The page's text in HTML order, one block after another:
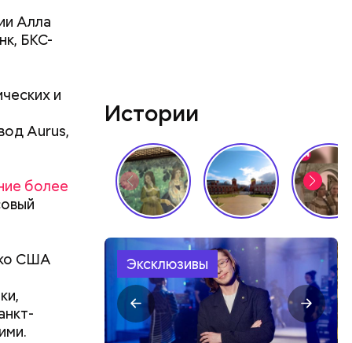
Алла
БКС-
и
Aurus,
более
США
в
РФ —
Истории
Эксклюзивы